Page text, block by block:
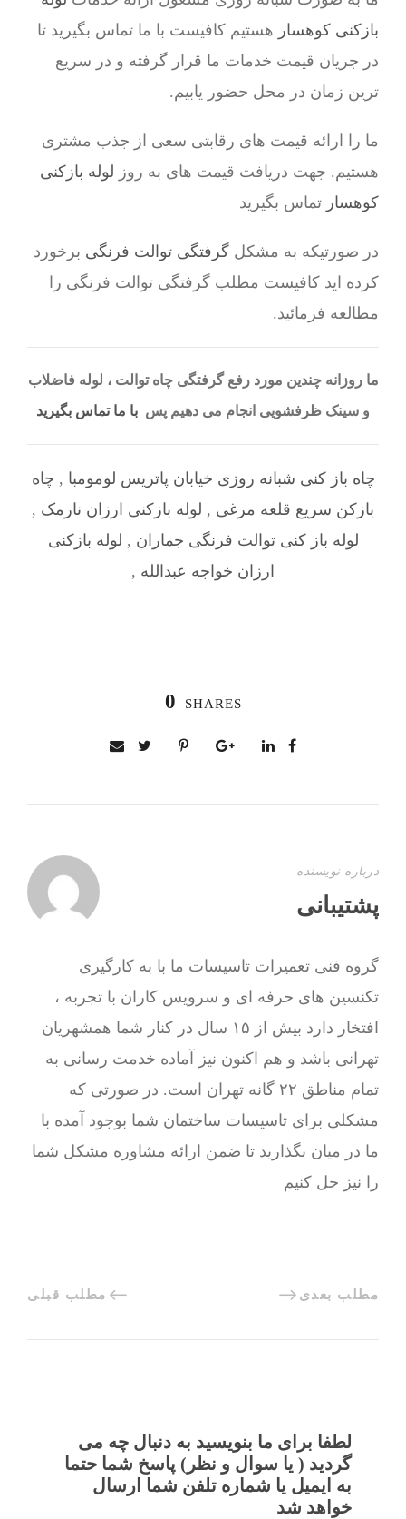
بازکنی کوهسار هستیم کافیست با ما تماس بگیرید تا
در جریان قیمت خدمات ما قرار گرفته و در سریع
ترین زمان در محل حضور یابیم.
ما را ارائه قیمت های رقابتی سعی از جذب مشتری
هستیم. جهت دریافت قیمت های به روز لوله بازکنی
کوهسار تماس بگیرید
در صورتیکه به مشکل گرفتگی توالت فرنگی برخورد
کرده اید کافیست مطلب گرفتگی توالت فرنگی را
مطالعه فرمائید.
ما روزانه چندین مورد رفع گرفتگی چاه توالت ، لوله فاضلاب
و سینک ظرفشویی انجام می دهیم پس با ما تماس بگیرید
چاه باز کنی شبانه روزی خیابان پاتریس لومومبا , چاه
بازکن سریع قلعه مرغی , لوله بازکنی ارزان نارمک ,
لوله باز کنی توالت فرنگی جماران , لوله بازکنی
ارزان خواجه عبدالله ,
0 SHARES
درباره نویسنده
پشتیبانی
گروه فنی تعمیرات تاسیسات ما با به‌ کارگیری
تکنسین های حرفه ای و سرویس کاران با تجربه ،
افتخار دارد بیش از ۱۵ سال در کنار شما همشهریان
تهرانی باشد و هم اکنون نیز آماده خدمت رسانی به
تمام مناطق ۲۲ گانه تهران است. در صورتی که
مشکلی برای تاسیسات ساختمان شما بوجود آمده با
ما در میان بگذارید تا ضمن ارائه مشاوره مشکل شما
را نیز حل کنیم
مطلب قبلی مطلب بعدی
لطفا برای ما بنویسید به دنبال چه می
گردید ( یا سوال و نظر) پاسخ شما حتما
به ایمیل یا شماره تلفن شما ارسال
خواهد شد